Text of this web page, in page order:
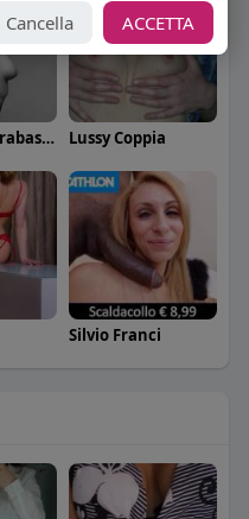
Carolina Barabaschi Lussy Coppia
Silvio Franci
Cancella ACCETTA